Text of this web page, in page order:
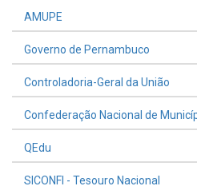
AMUPE
Governo de Pernambuco
Controladoria-Geral da União
Confederação Nacional de
QEdu
SICONFI - Tesouro Nacional